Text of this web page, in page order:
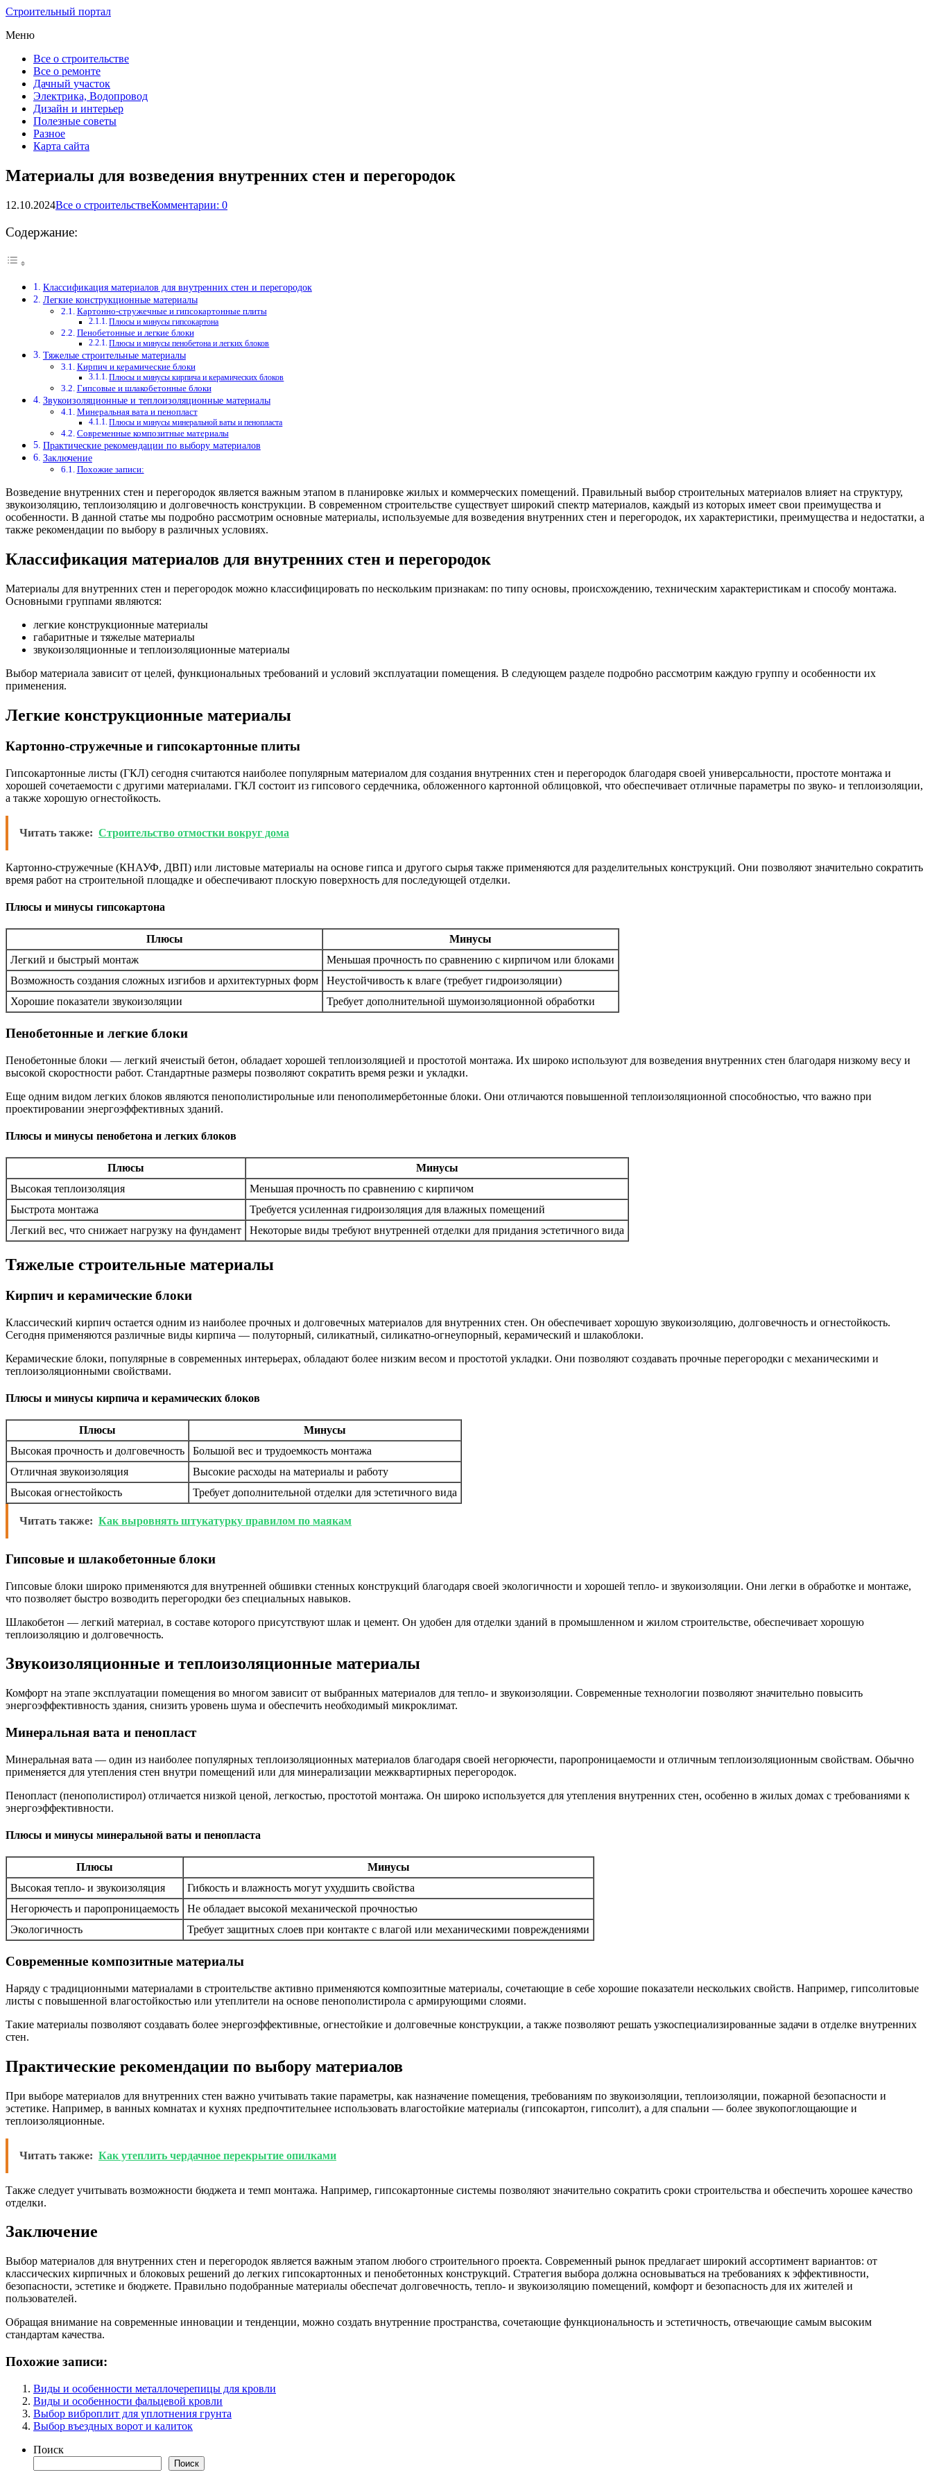
Строительный портал
Меню
Все о строительстве
Все о ремонте
Дачный участок
Электрика, Водопровод
Дизайн и интерьер
Полезные советы
Разное
Карта сайта
Материалы для возведения внутренних стен и перегородок
12.10.2024Все о строительствеКомментарии: 0
Содержание:
Классификация материалов для внутренних стен и перегородок
Легкие конструкционные материалы
Картонно-стружечные и гипсокартонные плиты
Плюсы и минусы гипсокартона
Пенобетонные и легкие блоки
Плюсы и минусы пенобетона и легких блоков
Тяжелые строительные материалы
Кирпич и керамические блоки
Плюсы и минусы кирпича и керамических блоков
Гипсовые и шлакобетонные блоки
Звукоизоляционные и теплоизоляционные материалы
Минеральная вата и пенопласт
Плюсы и минусы минеральной ваты и пенопласта
Современные композитные материалы
Практические рекомендации по выбору материалов
Заключение
Похожие записи:
Возведение внутренних стен и перегородок является важным этапом в планировке жилых и коммерческих помещений. Правильный выбор строительных материалов влияет на структуру,
звукоизоляцию, теплоизоляцию и долговечность конструкции. В современном строительстве существует широкий спектр материалов, каждый из которых имеет свои преимущества и
особенности. В данной статье мы подробно рассмотрим основные материалы, используемые для возведения внутренних стен и перегородок, их характеристики, преимущества и недостатки, а
также рекомендации по выбору в различных условиях.
Классификация материалов для внутренних стен и перегородок
Материалы для внутренних стен и перегородок можно классифицировать по нескольким признакам: по типу основы, происхождению, техническим характеристикам и способу монтажа.
Основными группами являются:
легкие конструкционные материалы
габаритные и тяжелые материалы
звукоизоляционные и теплоизоляционные материалы
Выбор материала зависит от целей, функциональных требований и условий эксплуатации помещения. В следующем разделе подробно рассмотрим каждую группу и особенности их
применения.
Легкие конструкционные материалы
Картонно-стружечные и гипсокартонные плиты
Гипсокартонные листы (ГКЛ) сегодня считаются наиболее популярным материалом для создания внутренних стен и перегородок благодаря своей универсальности, простоте монтажа и
хорошей сочетаемости с другими материалами. ГКЛ состоит из гипсового сердечника, обложенного картонной облицовкой, что обеспечивает отличные параметры по звуко- и теплоизоляции,
а также хорошую огнестойкость.
Читать также: Строительство отмостки вокруг дома
Картонно-стружечные (КНАУФ, ДВП) или листовые материалы на основе гипса и другого сырья также применяются для разделительных конструкций. Они позволяют значительно сократить
время работ на строительной площадке и обеспечивают плоскую поверхность для последующей отделки.
Плюсы и минусы гипсокартона
Плюсы
Минусы
Легкий и быстрый монтаж
Меньшая прочность по сравнению с кирпичом или блоками
Возможность создания сложных изгибов и архитектурных форм
Неустойчивость к влаге (требует гидроизоляции)
Хорошие показатели звукоизоляции
Требует дополнительной шумоизоляционной обработки
Пенобетонные и легкие блоки
Пенобетонные блоки — легкий ячеистый бетон, обладает хорошей теплоизоляцией и простотой монтажа. Их широко используют для возведения внутренних стен благодаря низкому весу и
высокой скоростности работ. Стандартные размеры позволяют сократить время резки и укладки.
Еще одним видом легких блоков являются пенополистирольные или пенополимербетонные блоки. Они отличаются повышенной теплоизоляционной способностью, что важно при
проектировании энергоэффективных зданий.
Плюсы и минусы пенобетона и легких блоков
Плюсы
Минусы
Высокая теплоизоляция
Меньшая прочность по сравнению с кирпичом
Быстрота монтажа
Требуется усиленная гидроизоляция для влажных помещений
Легкий вес, что снижает нагрузку на фундамент
Некоторые виды требуют внутренней отделки для придания эстетичного вида
Тяжелые строительные материалы
Кирпич и керамические блоки
Классический кирпич остается одним из наиболее прочных и долговечных материалов для внутренних стен. Он обеспечивает хорошую звукоизоляцию, долговечность и огнестойкость.
Сегодня применяются различные виды кирпича — полуторный, силикатный, силикатно-огнеупорный, керамический и шлакоблоки.
Керамические блоки, популярные в современных интерьерах, обладают более низким весом и простотой укладки. Они позволяют создавать прочные перегородки с механическими и
теплоизоляционными свойствами.
Плюсы и минусы кирпича и керамических блоков
Плюсы
Минусы
Высокая прочность и долговечность
Большой вес и трудоемкость монтажа
Отличная звукоизоляция
Высокие расходы на материалы и работу
Высокая огнестойкость
Требует дополнительной отделки для эстетичного вида
Читать также: Как выровнять штукатурку правилом по маякам
Гипсовые и шлакобетонные блоки
Гипсовые блоки широко применяются для внутренней обшивки стенных конструкций благодаря своей экологичности и хорошей тепло- и звукоизоляции. Они легки в обработке и монтаже,
что позволяет быстро возводить перегородки без специальных навыков.
Шлакобетон — легкий материал, в составе которого присутствуют шлак и цемент. Он удобен для отделки зданий в промышленном и жилом строительстве, обеспечивает хорошую
теплоизоляцию и долговечность.
Звукоизоляционные и теплоизоляционные материалы
Комфорт на этапе эксплуатации помещения во многом зависит от выбранных материалов для тепло- и звукоизоляции. Современные технологии позволяют значительно повысить
энергоэффективность здания, снизить уровень шума и обеспечить необходимый микроклимат.
Минеральная вата и пенопласт
Минеральная вата — один из наиболее популярных теплоизоляционных материалов благодаря своей негорючести, паропроницаемости и отличным теплоизоляционным свойствам. Обычно
применяется для утепления стен внутри помещений или для минерализации межквартирных перегородок.
Пенопласт (пенополистирол) отличается низкой ценой, легкостью, простотой монтажа. Он широко используется для утепления внутренних стен, особенно в жилых домах с требованиями к
энергоэффективности.
Плюсы и минусы минеральной ваты и пенопласта
Плюсы
Минусы
Высокая тепло- и звукоизоляция
Гибкость и влажность могут ухудшить свойства
Негорючесть и паропроницаемость
Не обладает высокой механической прочностью
Экологичность
Требует защитных слоев при контакте с влагой или механическими повреждениями
Современные композитные материалы
Наряду с традиционными материалами в строительстве активно применяются композитные материалы, сочетающие в себе хорошие показатели нескольких свойств. Например, гипсолитовые
листы с повышенной влагостойкостью или утеплители на основе пенополистирола с армирующими слоями.
Такие материалы позволяют создавать более энергоэффективные, огнестойкие и долговечные конструкции, а также позволяют решать узкоспециализированные задачи в отделке внутренних
стен.
Практические рекомендации по выбору материалов
При выборе материалов для внутренних стен важно учитывать такие параметры, как назначение помещения, требованиям по звукоизоляции, теплоизоляции, пожарной безопасности и
эстетике. Например, в ванных комнатах и кухнях предпочтительнее использовать влагостойкие материалы (гипсокартон, гипсолит), а для спальни — более звукопоглощающие и
теплоизоляционные.
Читать также: Как утеплить чердачное перекрытие опилками
Также следует учитывать возможности бюджета и темп монтажа. Например, гипсокартонные системы позволяют значительно сократить сроки строительства и обеспечить хорошее качество
отделки.
Заключение
Выбор материалов для внутренних стен и перегородок является важным этапом любого строительного проекта. Современный рынок предлагает широкий ассортимент вариантов: от
классических кирпичных и блоковых решений до легких гипсокартонных и пенобетонных конструкций. Стратегия выбора должна основываться на требованиях к эффективности,
безопасности, эстетике и бюджете. Правильно подобранные материалы обеспечат долговечность, тепло- и звукоизоляцию помещений, комфорт и безопасность для их жителей и
пользователей.
Обращая внимание на современные инновации и тенденции, можно создать внутренние пространства, сочетающие функциональность и эстетичность, отвечающие самым высоким
стандартам качества.
Похожие записи:
Виды и особенности металлочерепицы для кровли
Виды и особенности фальцевой кровли
Выбор виброплит для уплотнения грунта
Выбор въездных ворот и калиток
Поиск
Поиск